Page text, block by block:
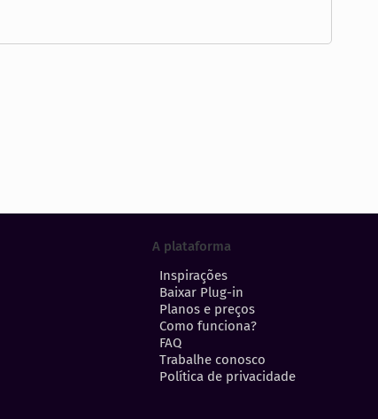
A plataforma
Inspirações
Baixar Plug-in
Planos e preços
Como funciona?
FAQ
Trabalhe conosco
Política de privacidade